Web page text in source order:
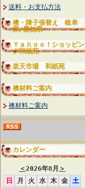
送料・お支払方法
襖・障子張替え 岐阜
県/愛知県
Ｙａｈｏｏ！ショッピン
グ和紙苑
楽天市場 和紙苑
襖材料ご案内
襖材料ご案内
カレンダー
＜2026年8月 ＞
日
月 火 水 木 金 土